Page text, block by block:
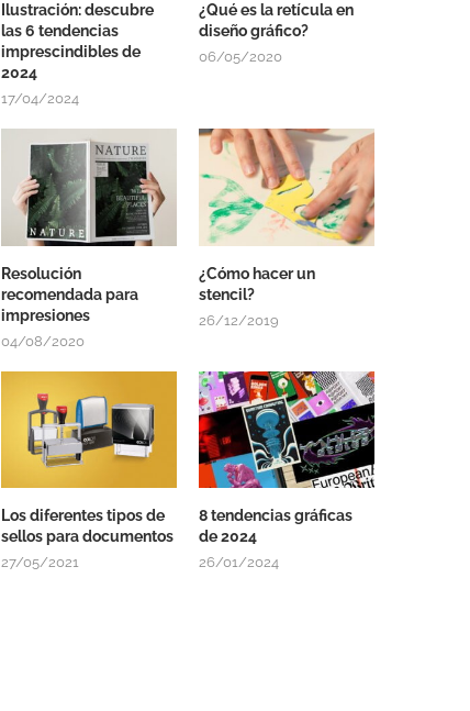
Ilustración: descubre
las 6 tendencias
imprescindibles de
2024
17/04/2024
¿Qué es la retícula en
diseño gráfico?
06/05/2020
Resolución
recomendada para
impresiones
04/08/2020
¿Cómo hacer un
stencil?
26/12/2019
Los diferentes tipos de
sellos para documentos
27/05/2021
8 tendencias gráficas
de 2024
26/01/2024